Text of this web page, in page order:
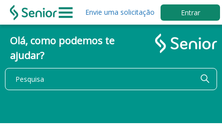
Envie uma solicitação Entrar
Olá, como podemos te
ajudar?